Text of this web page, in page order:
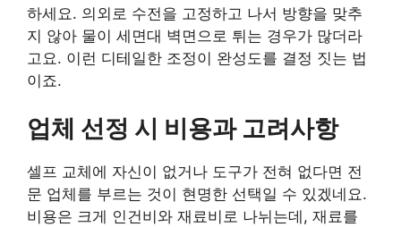
하세요. 의외로 수전을 고정하고 나서 방향을 맞추
지 않아 물이 세면대 벽면으로 튀는 경우가 많더라
고요. 이런 디테일한 조정이 완성도를 결정 짓는 법
이죠.
업체 선정 시 비용과 고려사항
셀프 교체에 자신이 없거나 도구가 전혀 없다면 전
문 업체를 부르는 것이 현명한 선택일 수 있겠네요.
비용은 크게 인건비와 재료비로 나뉘는데, 재료를